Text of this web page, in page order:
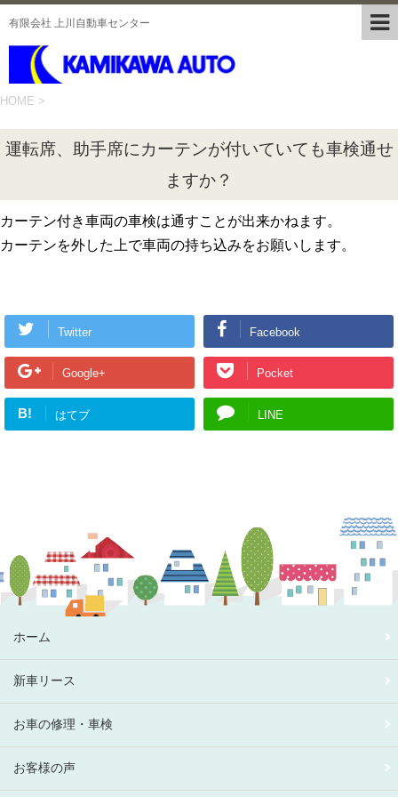
有限会社 上川自動車センター
HOME >
運転席、助手席にカーテンが付いていても車検通せ
ますか？
カーテン付き車両の車検は通すことが出来かねます。
カーテンを外した上で車両の持ち込みをお願いします。
Twitter Facebook
Google+ Pocket
B! はてブ LINE
ホーム
新車リース
お車の修理・車検
お客様の声